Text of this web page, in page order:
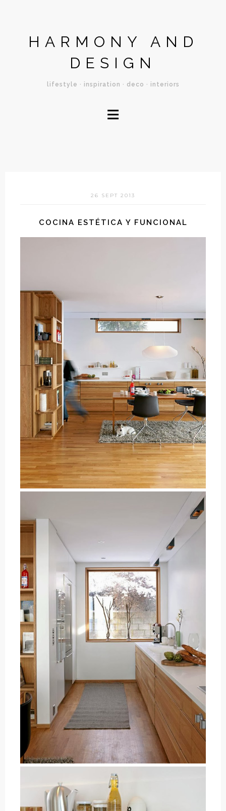
HARMONY AND
DESIGN
lifestyle · inspiration · deco · interiors
≡
26 SEPT 2013
COCINA ESTÉTICA Y FUNCIONAL